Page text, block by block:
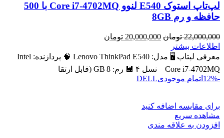
لپ‌تاپ استوک E540 لنوو Core i7-4702MQ با 500
حافظه و رم 8GB
22,000,000 تومان قیمت
22,000,000 تومان
20,000,000 تومان
20,000,000 تومان
است.
اطلاعات بیشتر
معرفی لپتاپ 🖥️ مدل: Lenovo ThinkPad E540 🧠 پردازنده: Intel
Core i7‑4702MQ – نسل ۴ 💾 رم: 8 GB (قابل ارتقا
-12%
اتمام موجودیDELL
برای مقایسه اضافه کنید
مشاهده سریع
افزودن به علاقه مندی